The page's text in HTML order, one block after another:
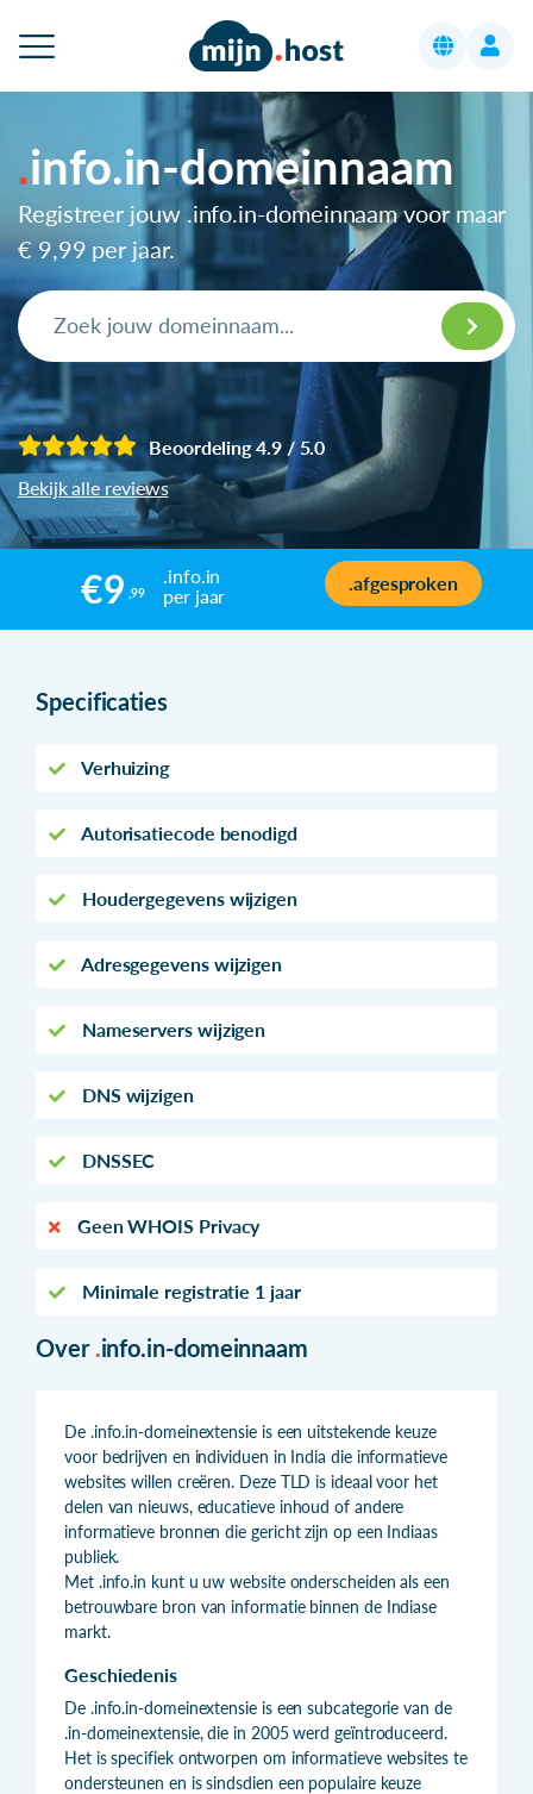
info.in-domeinnaam
Registreer jouw .info.in-domeinnaam voor maar
€ 9,99 per jaar.
Beoordeling 4.9 / 5.0
Bekijk alle reviews
€9 ,99
.info.in
per jaar
.afgesproken
Specificaties
Verhuizing
Autorisatiecode benodigd
Houdergegevens wijzigen
Adresgegevens wijzigen
Nameservers wijzigen
DNS wijzigen
DNSSEC
Geen WHOIS Privacy
Minimale registratie 1 jaar
Over .info.in-domeinnaam
De .info.in-domeinextensie is een uitstekende keuze
voor bedrijven en individuen in India die informatieve
websites willen creëren. Deze TLD is ideaal voor het
delen van nieuws, educatieve inhoud of andere
informatieve bronnen die gericht zijn op een Indiaas
publiek.
Met .info.in kunt u uw website onderscheiden als een
betrouwbare bron van informatie binnen de Indiase
markt.
Geschiedenis
De .info.in-domeinextensie is een subcategorie van de
.in-domeinextensie, die in 2005 werd geïntroduceerd.
Het is specifiek ontworpen om informatieve websites te
ondersteunen en is sindsdien een populaire keuze